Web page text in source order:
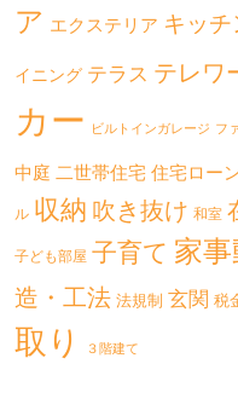
ア エクステリア キッチ
イニング テラス テレワ
カー
ビルトインガレージ フ
中庭 二世帯住宅 住宅ロー
ル 収納 吹き抜け 和室
子ども部屋 子育て 家
造・工法 法規制 玄関 税
取り
３階建て